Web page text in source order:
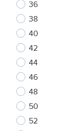
36
38
40
42
44
46
48
50
52